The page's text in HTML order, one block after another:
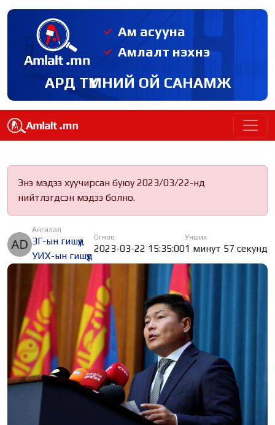
Ам асууна
Амлалт нэхнэ
АРД ТҮМНИЙ ОЙ САНАМЖ
Энэ мэдээ хуучирсан буюу 2023/03/22-нд
нийтлэгдсэн мэдээ болно.
Ангилал
ЗГ-ын гишүүд
УИХ-ын гишүүд
Огноо
2023-03-22 15:35:00
Унших
1 минут 57 секунд